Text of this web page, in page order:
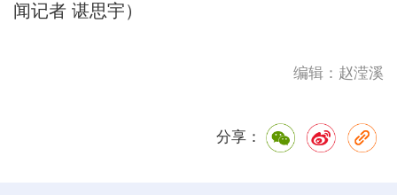
闻记者 谌思宇）
编辑：赵滢溪
分享：